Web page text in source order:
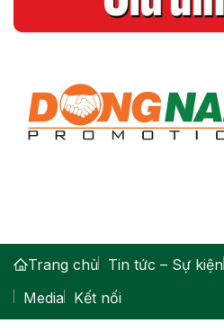
Trang chủ Tin tức – Sự kiện
Media Kết nối